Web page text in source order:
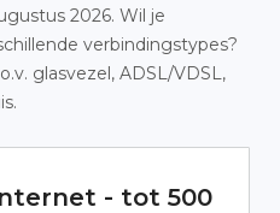
2026. Wil je
verbindingstypes?
glasvezel, ADSL/VDSL,
- tot 500